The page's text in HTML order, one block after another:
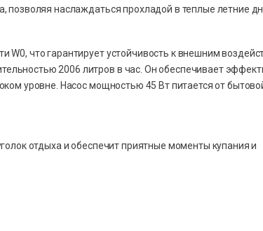
позволяя наслаждаться прохладой в теплые летние
что гарантирует устойчивость к внешним
2006 литров в час. Он обеспечивает
уровне. Насос мощностью 45 Вт питается от
отдыха и обеспечит приятные моменты купания и